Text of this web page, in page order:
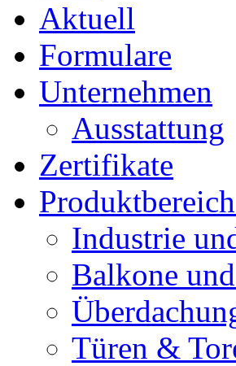
Aktuell
Formulare
Unternehmen
Ausstattung
Zertifikate
Industrie
Balkone
Türen &